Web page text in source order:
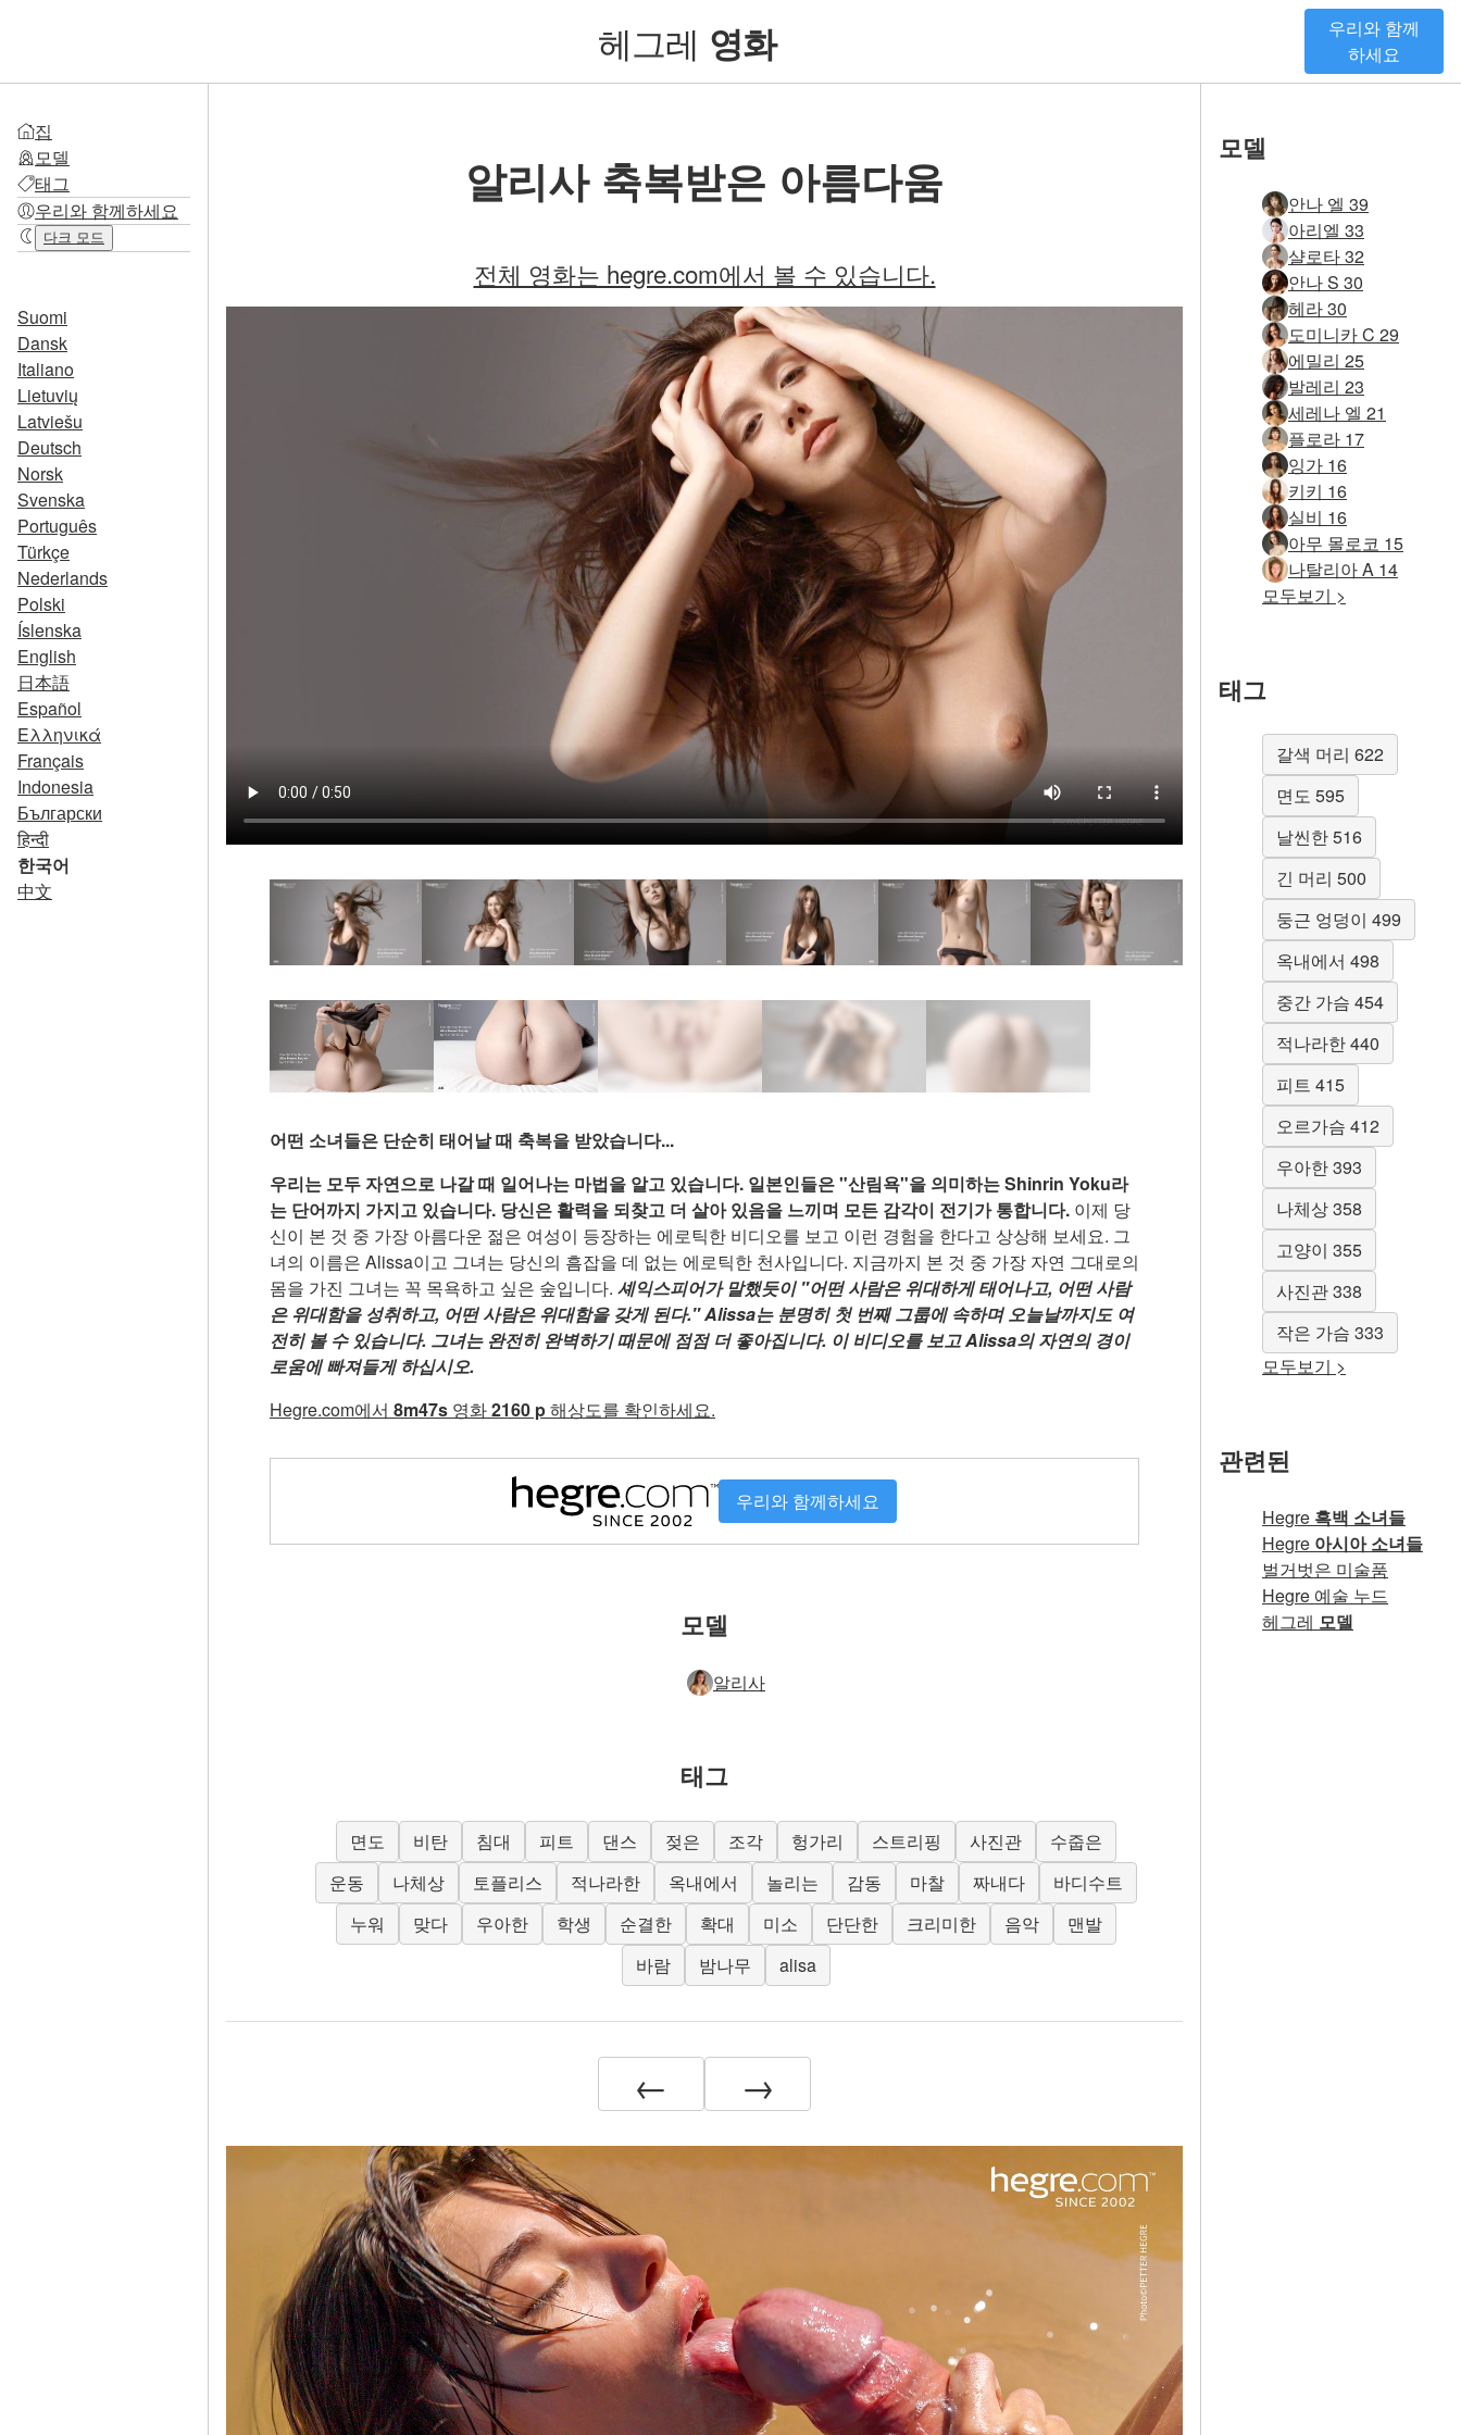
헤그레 영화
우리와 함께
하세요
집
모델
태그
우리와 함께하세요
다크 모드
Suomi
Dansk
Italiano
Lietuvių
Latviešu
Deutsch
Norsk
Svenska
Português
Türkçe
Nederlands
Polski
Íslenska
English
日本語
Español
Ελληνικά
Français
Indonesia
Български
हिन्दी
한국어
中文
알리사 축복받은 아름다움
전체 영화는 hegre.com에서 볼 수 있습니다.
어떤 소녀들은 단순히 태어날 때 축복을 받았습니다...
우리는 모두 자연으로 나갈 때 일어나는 마법을 알고 있습니다. 일본인들은 "산림욕"을 의미하는 Shinrin Yoku라
는 단어까지 가지고 있습니다. 당신은 활력을 되찾고 더 살아 있음을 느끼며 모든 감각이 전기가 통합니다. 이제 당
신이 본 것 중 가장 아름다운 젊은 여성이 등장하는 에로틱한 비디오를 보고 이런 경험을 한다고 상상해 보세요. 그
녀의 이름은 Alissa이고 그녀는 당신의 흠잡을 데 없는 에로틱한 천사입니다. 지금까지 본 것 중 가장 자연 그대로의
몸을 가진 그녀는 꼭 목욕하고 싶은 숲입니다. 셰익스피어가 말했듯이 "어떤 사람은 위대하게 태어나고, 어떤 사람
은 위대함을 성취하고, 어떤 사람은 위대함을 갖게 된다." Alissa는 분명히 첫 번째 그룹에 속하며 오늘날까지도 여
전히 볼 수 있습니다. 그녀는 완전히 완벽하기 때문에 점점 더 좋아집니다. 이 비디오를 보고 Alissa의 자연의 경이
로움에 빠져들게 하십시오.
Hegre.com에서 8m47s 영화2160 p해상도를 확인하세요.
우리와 함께하세요
모델
알리사
태그
면도 비탄 침대 피트 댄스 젖은 조각 헝가리 스트리핑 사진관
수줍은
운동
나체상 토플리스 적나라한 옥내에서 놀리는 감동 마찰 짜내다
바디수트
누워
맞다 우아한 학생 순결한 확대 미소 단단한 크리미한 음악
맨발
바람
밤나무 alisa
← →
모델
안나 엘 39
아리엘 33
샬로타 32
안나 S 30
헤라 30
도미니카 C 29
에밀리 25
발레리 23
세레나 엘 21
플로라 17
잉가 16
키키 16
실비 16
아무 몰로코 15
나탈리아 A 14
모두보기 >
태그
갈색 머리 622
면도 595
날씬한 516
긴 머리 500
둥근 엉덩이 499
옥내에서 498
중간 가슴 454
적나라한 440
피트 415
오르가슴 412
우아한 393
나체상 358
고양이 355
사진관 338
작은 가슴 333
모두보기 >
관련된
Hegre 흑백 소녀들
Hegre 아시아 소녀들
벌거벗은 미술품
Hegre 예술 누드
헤그레 모델